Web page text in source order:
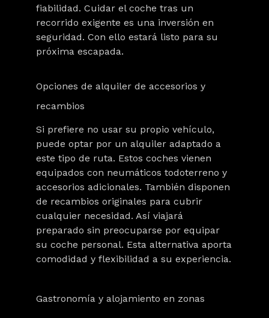
fiabilidad. Cuidar el coche tras un
recorrido exigente es una inversión en
seguridad. Con ello estará listo para su
próxima escapada.
Opciones de alquiler de accesorios y
recambios
Si prefiere no usar su propio vehículo,
puede optar por un alquiler adaptado a
este tipo de ruta. Estos coches vienen
equipados con neumáticos todoterreno y
accesorios adicionales. También disponen
de recambios originales para cubrir
cualquier necesidad. Así viajará
preparado sin preocuparse por equipar
su coche personal. Esta alternativa aporta
comodidad y flexibilidad a su experiencia.
Gastronomía y alojamiento en zonas